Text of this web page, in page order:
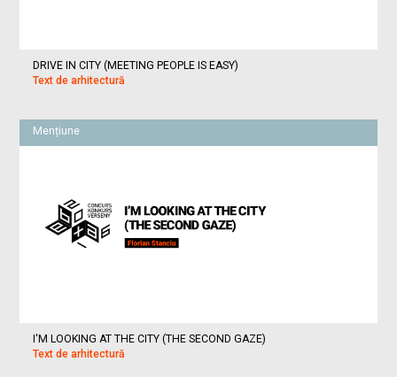
DRIVE IN CITY (MEETING PEOPLE IS EASY)
Text de arhitectură
Mențiune
I'M LOOKING AT THE CITY (THE SECOND GAZE)
Text de arhitectură